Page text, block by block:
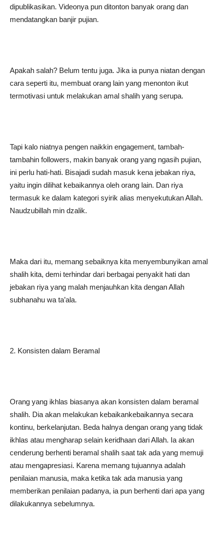
dipublikasikan. Videonya pun ditonton banyak orang dan
mendatangkan banjir pujian.
Apakah salah? Belum tentu juga. Jika ia punya niatan dengan
cara seperti itu, membuat orang lain yang menonton ikut
termotivasi untuk melakukan amal shalih yang serupa.
Tapi kalo niatnya pengen naikkin engagement, tambah-
tambahin followers, makin banyak orang yang ngasih pujian,
ini perlu hati-hati. Bisajadi sudah masuk kena jebakan riya,
yaitu ingin dilihat kebaikannya oleh orang lain. Dan riya
termasuk ke dalam kategori syirik alias menyekutukan Allah.
Naudzubillah min dzalik.
Maka dari itu, memang sebaiknya kita menyembunyikan amal
shalih kita, demi terhindar dari berbagai penyakit hati dan
jebakan riya yang malah menjauhkan kita dengan Allah
subhanahu wa ta’ala.
2. Konsisten dalam Beramal
Orang yang ikhlas biasanya akan konsisten dalam beramal
shalih. Dia akan melakukan kebaikankebaikannya secara
kontinu, berkelanjutan. Beda halnya dengan orang yang tidak
ikhlas atau mengharap selain keridhaan dari Allah. Ia akan
cenderung berhenti beramal shalih saat tak ada yang memuji
atau mengapresiasi. Karena memang tujuannya adalah
penilaian manusia, maka ketika tak ada manusia yang
memberikan penilaian padanya, ia pun berhenti dari apa yang
dilakukannya sebelumnya.